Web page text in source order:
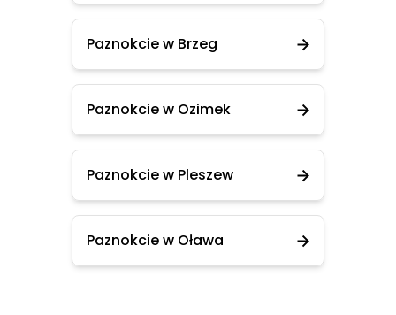
Paznokcie w Brzeg
Paznokcie w Ozimek
Paznokcie w Pleszew
Paznokcie w Oława